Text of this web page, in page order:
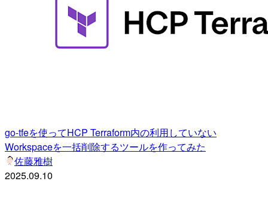
go-tfeを使ってHCP Terraform内の利用していない
Workspaceを一括削除するツールを作ってみた
佐藤雅樹
2025.09.10